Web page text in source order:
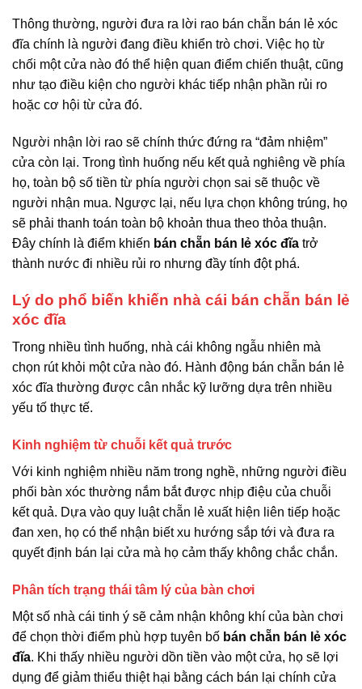
Thông thường, người đưa ra lời rao bán chẵn bán lẻ xóc
đĩa chính là người đang điều khiển trò chơi. Việc họ từ
chối một cửa nào đó thể hiện quan điểm chiến thuật, cũng
như tạo điều kiện cho người khác tiếp nhận phần rủi ro
hoặc cơ hội từ cửa đó.
Người nhận lời rao sẽ chính thức đứng ra “đảm nhiệm”
cửa còn lại. Trong tình huống nếu kết quả nghiêng về phía
họ, toàn bộ số tiền từ phía người chọn sai sẽ thuộc về
người nhận mua. Ngược lại, nếu lựa chọn không trúng, họ
sẽ phải thanh toán toàn bộ khoản thua theo thỏa thuận.
Đây chính là điểm khiến bán chẵn bán lẻ xóc đĩa trở
thành nước đi nhiều rủi ro nhưng đầy tính đột phá.
Lý do phổ biến khiến nhà cái bán chẵn bán lẻ
xóc đĩa
Trong nhiều tình huống, nhà cái không ngẫu nhiên mà
chọn rút khỏi một cửa nào đó. Hành động bán chẵn bán lẻ
xóc đĩa thường được cân nhắc kỹ lưỡng dựa trên nhiều
yếu tố thực tế.
Kinh nghiệm từ chuỗi kết quả trước
Với kinh nghiệm nhiều năm trong nghề, những người điều
phối bàn xóc thường nắm bắt được nhịp điệu của chuỗi
kết quả. Dựa vào quy luật chẵn lẻ xuất hiện liên tiếp hoặc
đan xen, họ có thể nhận biết xu hướng sắp tới và đưa ra
quyết định bán lại cửa mà họ cảm thấy không chắc chắn.
Phân tích trạng thái tâm lý của bàn chơi
Một số nhà cái tinh ý sẽ cảm nhận không khí của bàn chơi
để chọn thời điểm phù hợp tuyên bố bán chẵn bán lẻ xóc
đĩa. Khi thấy nhiều người dồn tiền vào một cửa, họ sẽ lợi
dụng để giảm thiểu thiệt hại bằng cách bán lại chính cửa